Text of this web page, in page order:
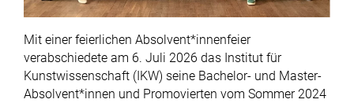
Mit einer feierlichen Absolvent*innenfeier
verabschiedete am 6. Juli 2026 das Institut für
Kunstwissenschaft (IKW) seine Bachelor- und Master-
Absolvent*innen und Promovierten vom Sommer 2024